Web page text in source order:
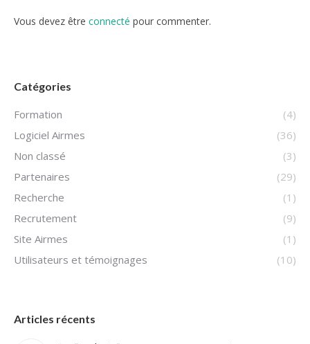
Vous devez être connecté pour commenter.
Catégories
Formation
(4)
Logiciel Airmes
(36)
Non classé
(3)
Partenaires
(29)
Recherche
(1)
Recrutement
(9)
Site Airmes
(1)
Utilisateurs et témoignages
(10)
Articles récents